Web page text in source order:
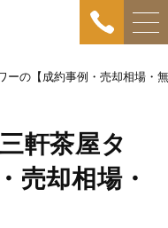
ーの【成約事例・売却相場・
軒茶屋タ
売却相場・